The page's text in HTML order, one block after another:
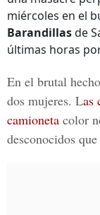
miércoles en el
Barandillasde
últimas horas
En el brutal
dos mujeres. Las
camioneta color
desconocidos